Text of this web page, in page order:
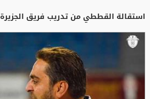
استقالة القططي من تدريب فريق الجزيرة